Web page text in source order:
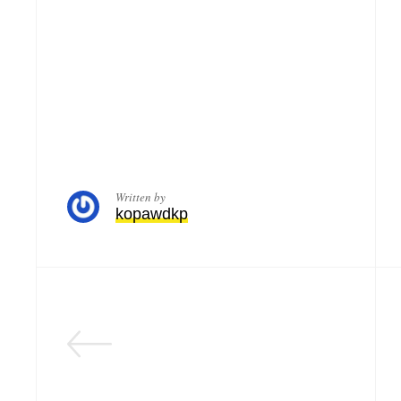
Written by
kopawdkp